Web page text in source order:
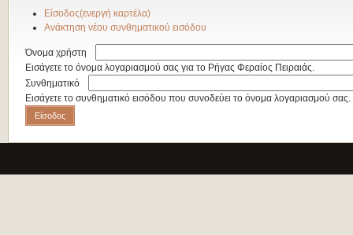
Είσοδος(ενεργή καρτέλα)
Ανάκτηση νέου συνθηματικού εισόδου
Όνομα χρήστη
Εισάγετε το όνομα λογαριασμού σας για το Ρήγας Φεραίος Πειραιάς.
Συνθηματικό
Εισάγετε το συνθηματικό εισόδου που συνοδεύει το όνομα λογαριασμού σας.